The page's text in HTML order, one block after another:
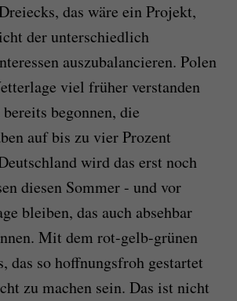
das wäre ein Projekt,
der unterschiedlich
auszubalancieren. Polen
viel früher verstanden
begonnen, die
auf bis zu vier Prozent
wird das erst noch
diesen Sommer - und vor
bleiben, das auch absehbar
Mit dem rot-gelb-grünen
das so hoffnungsfroh gestartet
zu machen sein. Das ist nicht